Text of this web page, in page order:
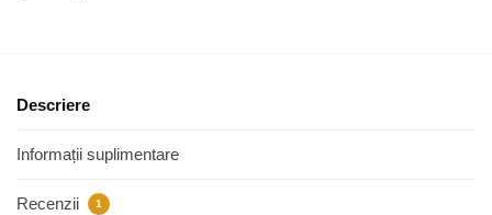
Descriere
Informații suplimentare
Recenzii 1